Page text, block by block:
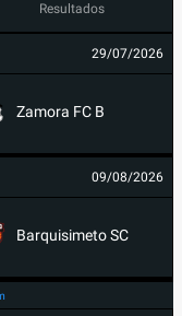
Resultados
29/07/2026
Zamora FC B
09/08/2026
Barquisimeto SC